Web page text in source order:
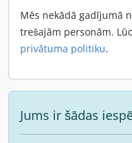
Mēs nekādā gadījumā
trešajām personām.
privātuma politiku.
Jums ir šādas